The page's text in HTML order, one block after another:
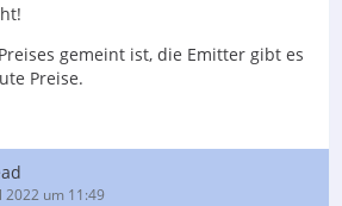
gemeint ist, die Emitter gibt es
Preise.
2022 um 11:49